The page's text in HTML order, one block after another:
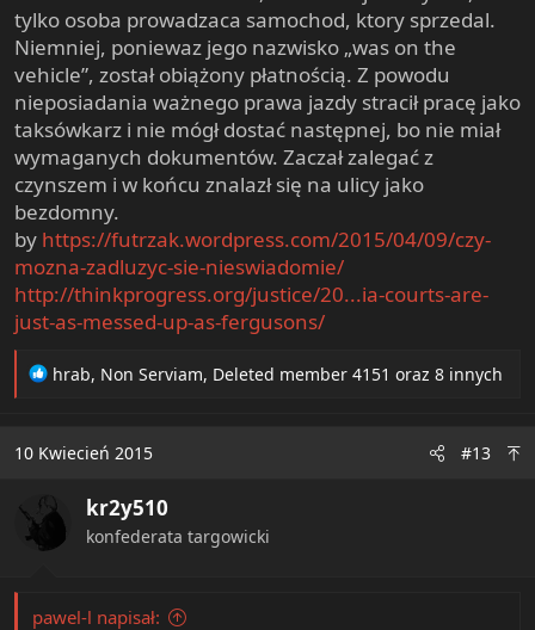
court hearing is scheduled for January.
tylko osoba prowadzaca samochod, ktory sprzedal.
Niemniej, poniewaz jego nazwisko „was on the
vehicle”, został obiążony płatnością. Z powodu
nieposiadania ważnego prawa jazdy stracił pracę jako
taksówkarz i nie mógł dostać następnej, bo nie miał
wymaganych dokumentów. Zaczał zalegać z
czynszem i w końcu znalazł się na ulicy jako
bezdomny.
by https://futrzak.wordpress.com/2015/04/09/czy-
mozna-zadluzyc-sie-nieswiadomie/
http://thinkprogress.org/justice/20...ia-courts-are-
just-as-messed-up-as-fergusons/
R
t
o
s
hrab, Non Serviam, Deleted member 4151 oraz 8 innych
10 Kwiecień 2015 #13
kr2y510
konfederata targowicki
pawel-l napisał: